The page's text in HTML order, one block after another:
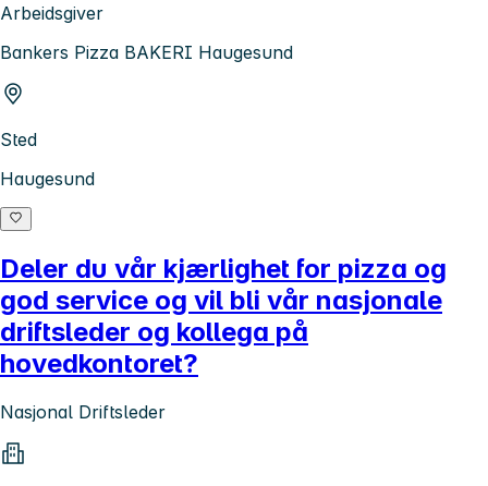
Arbeidsgiver
Bankers Pizza BAKERI Haugesund
Sted
Haugesund
Deler du vår kjærlighet for pizza og
god service og vil bli vår nasjonale
driftsleder og kollega på
hovedkontoret?
Nasjonal Driftsleder